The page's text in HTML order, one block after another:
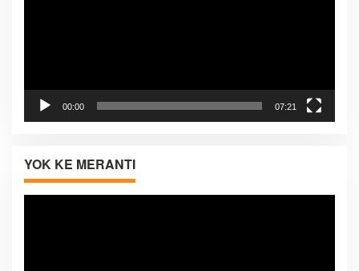
00:00 07:21
YOK KE MERANTI